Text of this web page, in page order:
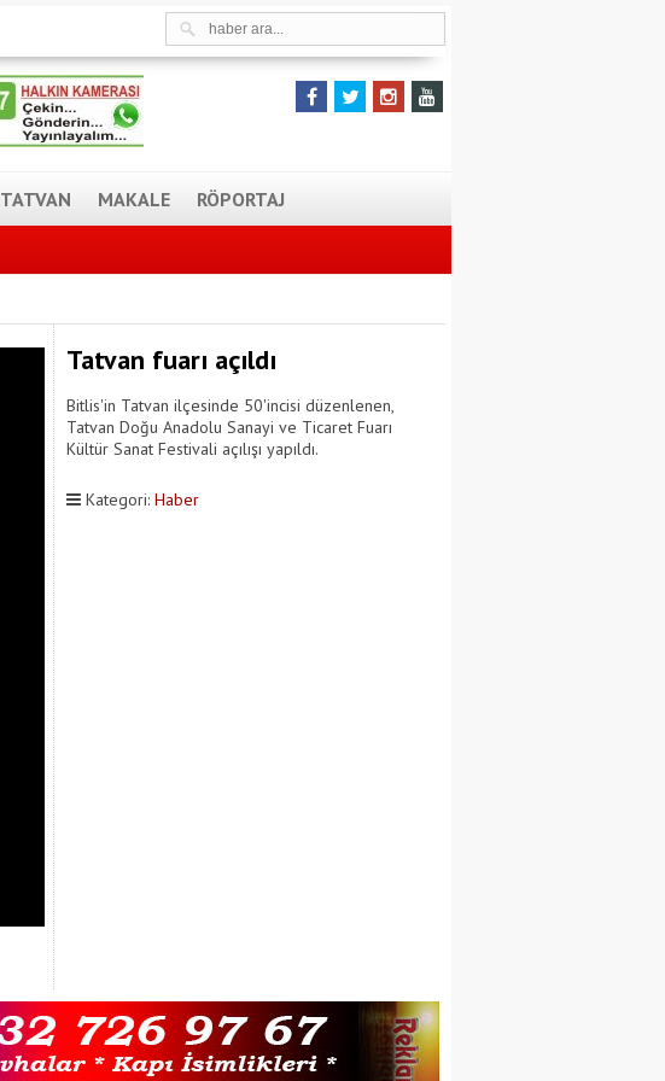
TATVAN MAKALE RÖPORTAJ
Tatvan fuarı açıldı
Bitlis'in Tatvan ilçesinde 50'incisi düzenlenen,
Tatvan Doğu Anadolu Sanayi ve Ticaret Fuarı
Kültür Sanat Festivali açılışı yapıldı.
Kategori: Haber